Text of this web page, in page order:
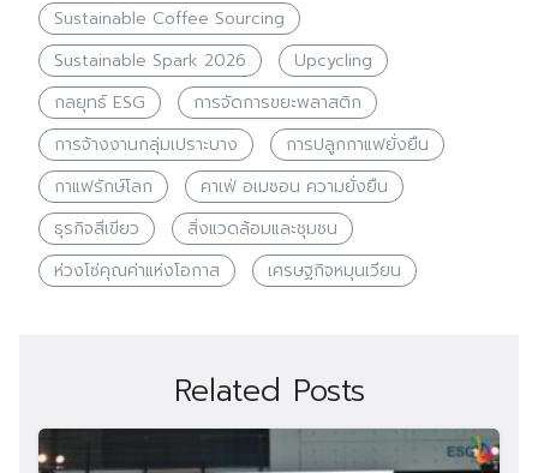
Sustainable Coffee Sourcing
Sustainable Spark 2026
Upcycling
กลยุทธ์ ESG
การจัดการขยะพลาสติก
การจ้างงานกลุ่มเปราะบาง
การปลูกกาแฟยั่งยืน
กาแฟรักษ์โลก
คาเฟ่ อเมซอน ความยั่งยืน
ธุรกิจสีเขียว
สิ่งแวดล้อมและชุมชน
ห่วงโซ่คุณค่าแห่งโอกาส
เศรษฐกิจหมุนเวียน
Related Posts